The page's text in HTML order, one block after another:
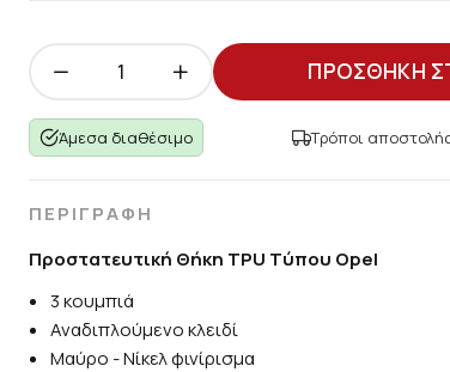
ΠΡΟΣΘΗΚΗ
Άμεσα διαθέσιμο Τρόποι
ΠΕΡΙΓΡΑΦΗ
Προστατευτική Θήκη TPU Tύπου Opel
3 κουμπιά
Αναδιπλούμενο κλειδί
Μαύρο - Νίκελ φινίρισμα